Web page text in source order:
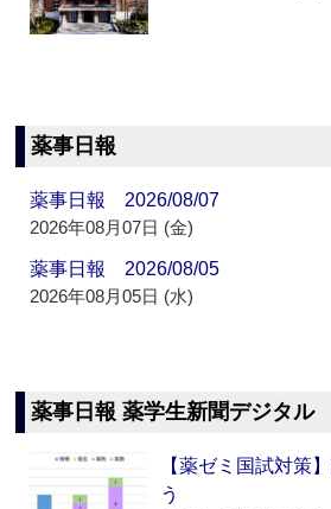
薬事日報
薬事日報 2026/08/07
2026年08月07日 (金)
薬事日報 2026/08/05
2026年08月05日 (水)
薬事日報 薬学生新聞デジタル
【薬ゼミ国試対策
う